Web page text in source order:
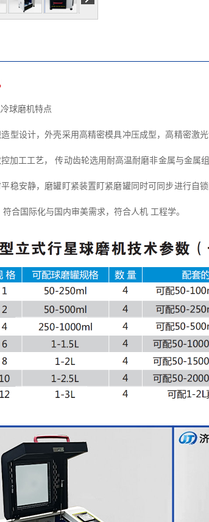
球磨机特点
型设计，外壳采用高精密模具冲压成型，高精密激
加工工艺， 传动齿轮选用耐高温耐磨非金属与金属
稳安静，磨罐盯紧装置盯紧磨罐同时可同步进行自
符合国际化与国内审美需求，符合人机 工程学。